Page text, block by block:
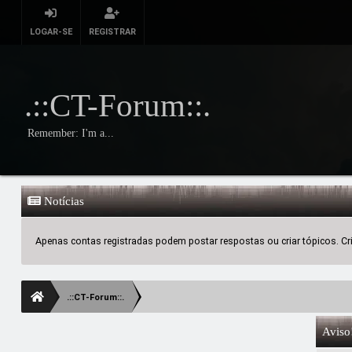
LOGAR-SE REGISTRAR
.::CT-Forum::.
Remember: I'm a...
Notícias
Apenas contas registradas podem postar respostas ou criar tópicos.
.::CT-Forum::.